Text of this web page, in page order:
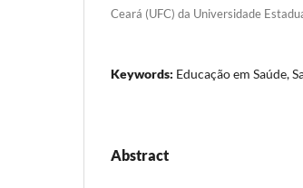
Ceará (UFC) da Universidade
Keywords: Educação em Saúde,
Abstract